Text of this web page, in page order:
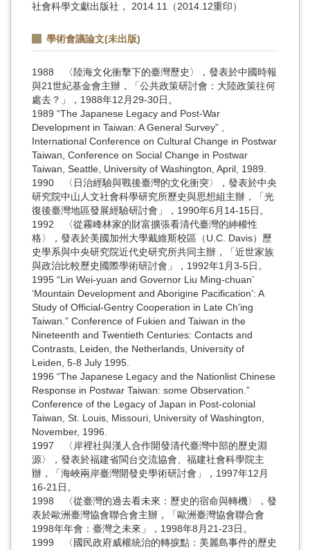
社會科學文獻出版社， 2014.11（2014.12重印）
學術會議論文(未出版)
1988 〈陸海文化衝擊下的臺灣歷史〉，發表於中國時報
與21世紀基金會主辦，「公共政策研討會：大陸政策往何
處去？」，1988年12月29-30日。
1989 “The Japanese Legacy and Post-War
Development in Taiwan: A General Survey” ,
International Conference on Cultural Change in Postwar
Taiwan, Conference on Social Change in Postwar
Taiwan, Seattle, University of Washington, April, 1989.
1990 〈日治經驗與戰後臺灣的文化衝突〉，發表於中央
研究院中山人文社會科學研究所歷史與思想組主辦，「光
復後臺灣地區發展經驗研討會」，1990年6月14-15日。
1992 〈從霧峰林家的財富擴張看清代臺灣的紳權性
格〉，發表於美國加州大學戴維斯校區（U.C. Davis）歷
史學系與中央研究院近代史研究所共同主辦，「近世家族
與政治比較歷史國際學術研討會」，1992年1月3-5日。
1995 “Lin Wei-yuan and Governor Liu Ming-chuan’
‘Mountain Development and Aborigine Pacification’: A
Study of Official-Gentry Cooperation in Late Ch’ing
Taiwan.” Conference of Fukien and Taiwan in the
Nineteenth and Twentieth Centuries: Contacts and
Contrasts, Leiden, the Netherlands, University of
Leiden, 5-8 July 1995.
1996 “The Japanese Legacy and the Nationlist Chinese
Response in Postwar Taiwan: some Observation.”
Conference of the Legacy of Japan in Post-colonial
Taiwan, St. Louis, Missouri, University of Washington,
November, 1996.
1997 〈岸裡社與漢人合作開發清代臺灣中部的歷史淵
源〉，發表於福建省閩台交流協會、福建社會科學院主
辦，「海峽兩岸臺灣開發史學術研討會」，1997年12月
16-21日。
1998 〈從臺灣的過去看未來：歷史的宿命與轉機〉，發
表於歐洲臺灣協會聯合會主辦，「歐洲臺灣協會聯合會
1998年年會：臺灣之未來」，1998年8月21-23日。
1999 〈國民政府威權統治的轉捩點：美麗島事件的歷史